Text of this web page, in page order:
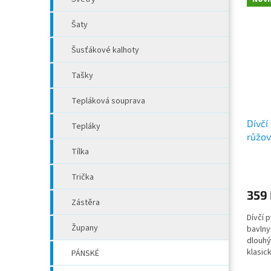
Šaty
Šusťákové kalhoty
Tašky
Tepláková souprava
Tepláky
Tílka
Trička
Zástěra
Župany
PÁNSKÉ
359
Dívčí